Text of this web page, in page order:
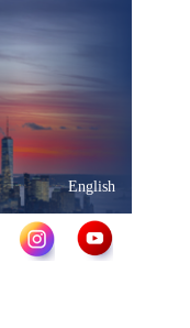
English